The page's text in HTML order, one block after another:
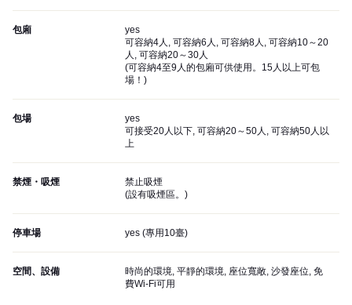
包廂
yes
可容納4人, 可容納6人, 可容納8人, 可容納10～20
人, 可容納20～30人
(可容納4至9人的包廂可供使用。15人以上可包
場！ )
包場
yes
可接受20人以下, 可容納20～50人, 可容納50人以
上
禁煙・吸煙
禁止吸煙
(設有吸煙區。 )
停車場 yes (專用10臺)
空間、設備
時尚的環境, 平靜的環境, 座位寬敞, 沙發座位, 免
費Wi-Fi可用